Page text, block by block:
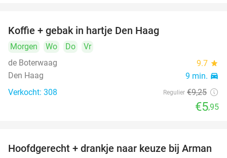
Koffie + gebak in hartje Den Haag
Morgen Wo Do
Vr
de Boterwaag
9.7 star
Den Haag 9 min. directions_car
Verkocht: 308 Regulier €9,25
€5,95
30%
Hoofdgerecht + drankje naar keuze bij Arman